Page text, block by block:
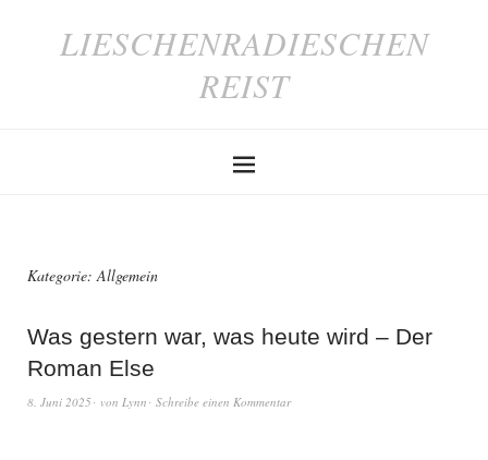
LIESCHENRADIESCHEN
REIST
Kategorie:Allgemein
Was gestern war, was heute wird – Der
Roman Else
8. Juni 2025 von Lynn Schreibe einen Kommentar